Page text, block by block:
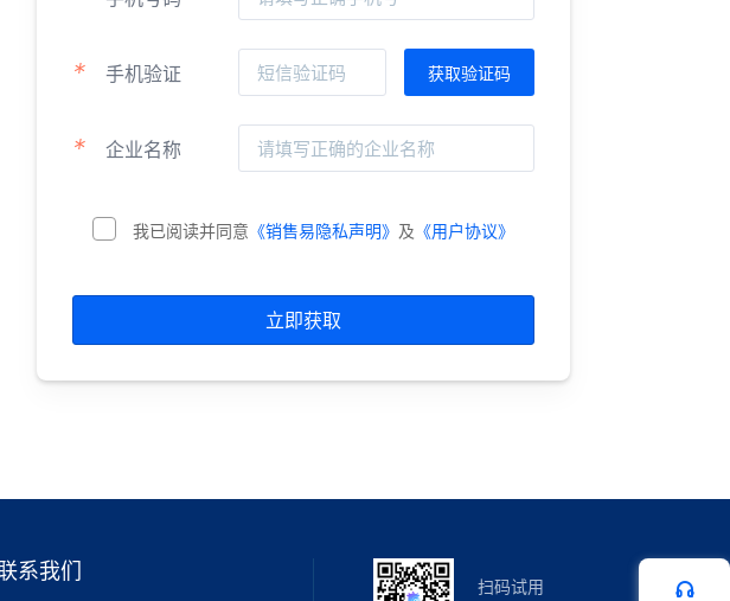
* 手机验证
* 企业名称
我已阅读并同意 《销售易隐私声明》 及 《用户协议》
立即获取
系我们
扫码试用